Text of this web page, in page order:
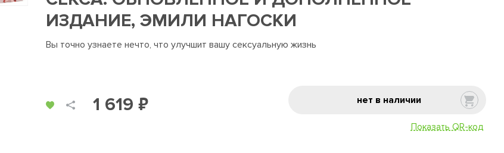
ИЗДАНИЕ, ЭМИЛИ НАГОСКИ
Вы точно узнаете нечто, что улучшит вашу сексуальную жизнь
1 619 ₽ нет в наличии
Показать QR-код